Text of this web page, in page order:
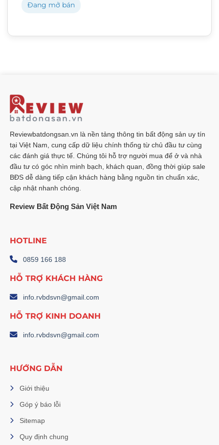
Đang mở bán
Reviewbatdongsan.vn là nền tảng thông tin bất động sản uy tín
tại Việt Nam, cung cấp dữ liệu chính thống từ chủ đầu tư cùng
các đánh giá thực tế. Chúng tôi hỗ trợ người mua để ở và nhà
đầu tư có góc nhìn minh bạch, khách quan, đồng thời giúp sale
BĐS dễ dàng tiếp cận khách hàng bằng nguồn tin chuẩn xác,
cập nhật nhanh chóng.
Review Bất Động Sản Việt Nam
HOTLINE
0859 166 188
HỖ TRỢ KHÁCH HÀNG
info.rvbdsvn@gmail.com
HỖ TRỢ KINH DOANH
info.rvbdsvn@gmail.com
HƯỚNG DẪN
Giới thiệu
Góp ý báo lỗi
Sitemap
Quy định chung